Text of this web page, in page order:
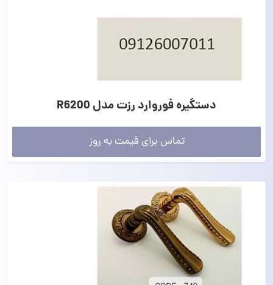
دستگیره فوروارد رزت مدل R6200
تماس برای قیمت به روز